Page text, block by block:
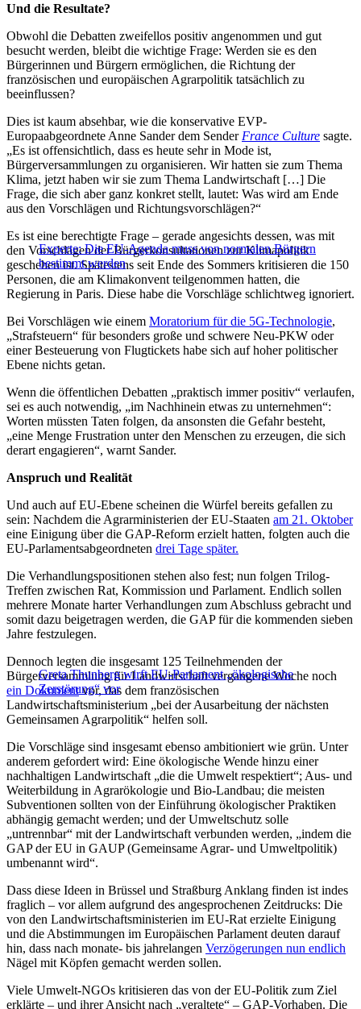
Und die Resultate?
Obwohl die Debatten zweifellos positiv angenommen und gut
besucht werden, bleibt die wichtige Frage: Werden sie es den
Bürgerinnen und Bürgern ermöglichen, die Richtung der
französischen und europäischen Agrarpolitik tatsächlich zu
beeinflussen?
Dies ist kaum absehbar, wie die konservative EVP-
Europaabgeordnete Anne Sander dem Sender France Culture sagte.
„Es ist offensichtlich, dass es heute sehr in Mode ist,
Bürgerversammlungen zu organisieren. Wir hatten sie zum Thema
Klima, jetzt haben wir sie zum Thema Landwirtschaft […] Die
Frage, die sich aber ganz konkret stellt, lautet: Was wird am Ende
aus den Vorschlägen und Richtungsvorschlägen?“
Experte: Die EU-Agenda muss von normalen Bürgern
bestimmt werden
Es ist eine berechtigte Frage – gerade angesichts dessen, was mit
den Vorschlägen der Bürgerkonsultationen zur Klimapolitik
geschehen ist. Spätestens seit Ende des Sommers kritisieren die 150
Personen, die am Klimakonvent teilgenommen hatten, die
Regierung in Paris. Diese habe die Vorschläge schlichtweg ignoriert.
Bei Vorschlägen wie einem Moratorium für die 5G-Technologie,
„Strafsteuern“ für besonders große und schwere Neu-PKW oder
einer Besteuerung von Flugtickets habe sich auf hoher politischer
Ebene nichts getan.
Wenn die öffentlichen Debatten „praktisch immer positiv“ verlaufen,
sei es auch notwendig, „im Nachhinein etwas zu unternehmen“:
Worten müssten Taten folgen, da ansonsten die Gefahr besteht,
„eine Menge Frustration unter den Menschen zu erzeugen, die sich
derart engagieren“, warnt Sander.
Anspruch und Realität
Und auch auf EU-Ebene scheinen die Würfel bereits gefallen zu
sein: Nachdem die Agrarministerien der EU-Staaten am 21. Oktober
eine Einigung über die GAP-Reform erzielt hatten, folgten auch die
EU-Parlamentsabgeordneten drei Tage später.
Die Verhandlungspositionen stehen also fest; nun folgen Trilog-
Treffen zwischen Rat, Kommission und Parlament. Endlich sollen
mehrere Monate harter Verhandlungen zum Abschluss gebracht und
somit dazu beigetragen werden, die GAP für die kommenden sieben
Jahre festzulegen.
Greta Thunberg wirft EU-Parlament „ökologische
Zerstörung“ vor
Dennoch legten die insgesamt 125 Teilnehmenden der
Bürgerversammlung für Landwirtschaft vergangene Woche noch
ein Dokumentvor, das dem französischen
Landwirtschaftsministerium „bei der Ausarbeitung der nächsten
Gemeinsamen Agrarpolitik“ helfen soll.
Die Vorschläge sind insgesamt ebenso ambitioniert wie grün. Unter
anderem gefordert wird: Eine ökologische Wende hinzu einer
nachhaltigen Landwirtschaft „die die Umwelt respektiert“; Aus- und
Weiterbildung in Agrarökologie und Bio-Landbau; die meisten
Subventionen sollten von der Einführung ökologischer Praktiken
abhängig gemacht werden; und der Umweltschutz solle
„untrennbar“ mit der Landwirtschaft verbunden werden, „indem die
GAP der EU in GAUP (Gemeinsame Agrar- und Umweltpolitik)
umbenannt wird“.
Dass diese Ideen in Brüssel und Straßburg Anklang finden ist indes
fraglich – vor allem aufgrund des angesprochenen Zeitdrucks: Die
von den Landwirtschaftsministerien im EU-Rat erzielte Einigung
und die Abstimmungen im Europäischen Parlament deuten darauf
hin, dass nach monate- bis jahrelangen Verzögerungen nun endlich
Nägel mit Köpfen gemacht werden sollen.
Viele Umwelt-NGOs kritisieren das von der EU-Politik zum Ziel
erklärte – und ihrer Ansicht nach „veraltete“ – GAP-Vorhaben. Die